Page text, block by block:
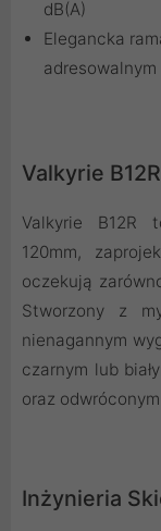
dB(A)
Elegancka
Valkyrie
Valkyrie B12R
120mm,
oczekują
Stworzony z
nienagannym
czarnym lub
oraz
Inżynieria